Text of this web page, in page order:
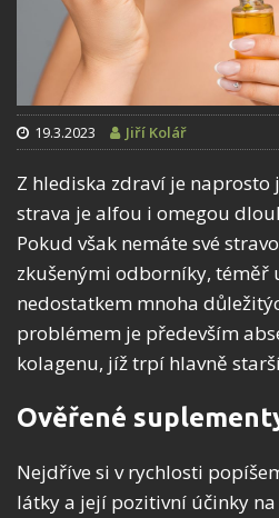
19.3.2023 Jiří Kolář
Z hlediska zdraví je naprosto
strava je alfou i omegou
Pokud však nemáte své
zkušenými odborníky, téměř
nedostatkem mnoha
problémem je především
kolagenu, jíž trpí hlavně
Ověřené
Nejdříve si v rychlosti
látky a její pozitivní účinky